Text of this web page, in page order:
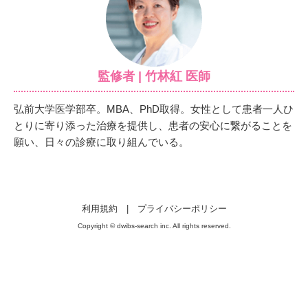
監修者 | 竹林紅 医師
弘前大学医学部卒。MBA、PhD取得。女性として患者一人ひ
とりに寄り添った治療を提供し、患者の安心に繋がることを
願い、日々の診療に取り組んでいる。
利用規約 | プライバシーポリシー
Copyright © dwibs-search inc. All rights reserved.